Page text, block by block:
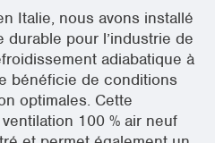
Italie, nous avons installé
pour l’industrie de
adiabatique à
bénéficie de conditions
optimales. Cette
100 % air neuf